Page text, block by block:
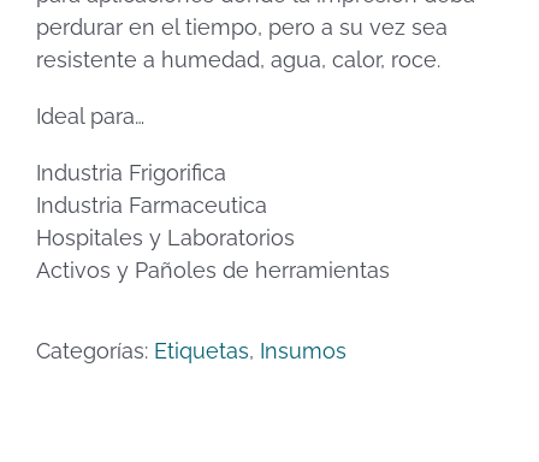
perdurar en el tiempo, pero a su vez sea
resistente a humedad, agua, calor, roce.
Ideal para…
Industria Frigorifica
Industria Farmaceutica
Hospitales y Laboratorios
Activos y Pañoles de herramientas
Categorías: Etiquetas, Insumos